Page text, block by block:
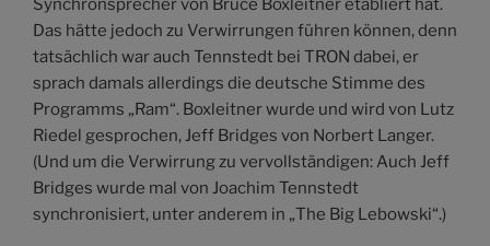
Synchronsprecher von Bruce Boxleitner etabliert hat.
Das hätte jedoch zu Verwirrungen führen können, denn
tatsächlich war auch Tennstedt bei TRON dabei, er
sprach damals allerdings die deutsche Stimme des
Programms „Ram“. Boxleitner wurde und wird von Lutz
Riedel gesprochen, Jeff Bridges von Norbert Langer.
(Und um die Verwirrung zu vervollständigen: Auch Jeff
Bridges wurde mal von Joachim Tennstedt
synchronisiert, unter anderem in „The Big Lebowski“.)